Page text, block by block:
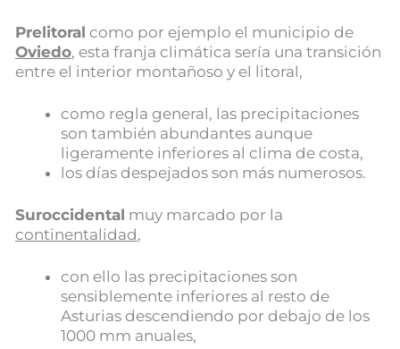
Prelitoral como por ejemplo el municipio de
Oviedo, esta franja climática sería una transición
entre el interior montañoso y el litoral,
como regla general, las precipitaciones
son también abundantes aunque
ligeramente inferiores al clima de costa,
los días despejados son más numerosos.
Suroccidental muy marcado por la
continentalidad,
con ello las precipitaciones son
sensiblemente inferiores al resto de
Asturias descendiendo por debajo de los
1000 mm anuales,